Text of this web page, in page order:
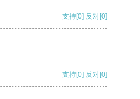
支持[0] 反对[0]
支持[0] 反对[0]